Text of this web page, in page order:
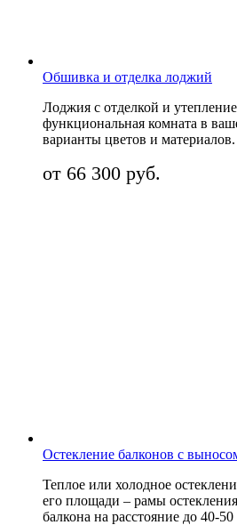
Обшивка и отделка лоджий
Лоджия с отделкой и
функциональная комната в
варианты цветов и материалов.
от 66 300 руб.
Остекление балконов с
Теплое или холодное
его площади – рамы
балкона на расстояние до 40-50